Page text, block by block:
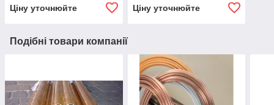
Ціну уточнюйте
Ціну уточнюйте
Подібні товари компанії